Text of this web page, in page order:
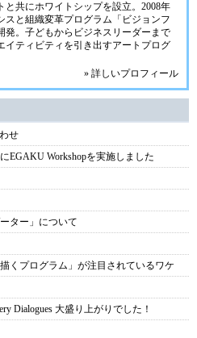
と共にホワイトシップを設立。2008年
スと組織変革プログラム「ビジョンフ
発。子どもからビジネスリーダーまで
イティビティを引き出すアートプログ
» 詳しいプロフィール
せ
EGAKU Workshopを実施しました
ター」について
くプログラム」が注目されているワケ
Dialogues 大盛り上がりでした！